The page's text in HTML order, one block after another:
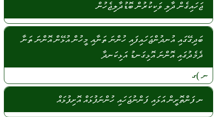
ޖަހައިގެން ދާލި ވަކިކުރުން ބޮޑުދާލިޖެހުން
ބަދިގޭގައި އުނދުންޖަހައިފައި ހުންނަ ތަނާއި މީހުން އުޅޭން އޮންނަ ތަނާ
ދެމެދުގައި އޮންނަ އޮޅިގަނޑު އަޅިކަނދާ
ނ)ގ
ނ ފަންތޮށީން އަޅައި ފަންނުޖަހައި ހުންނަފުޅައް އޮށިފުޅައް